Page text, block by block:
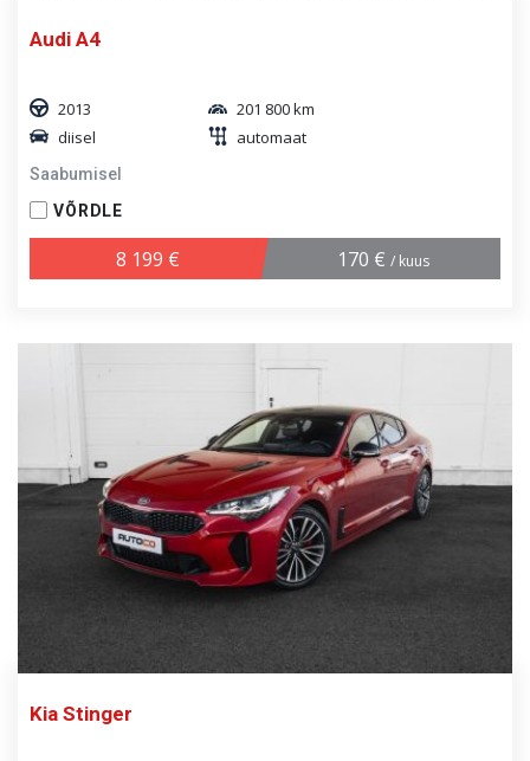
Audi A4
2013
201 800 km
diisel
automaat
Saabumisel
VÕRDLE
8 199 € 170 € / kuus
Kia Stinger